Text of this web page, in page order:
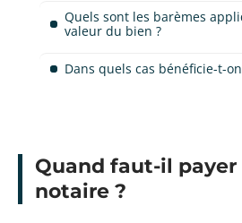
Quels sont les barèmes
valeur du bien ?
Dans quels cas bénéficie-t-
Quand faut-il payer
notaire ?